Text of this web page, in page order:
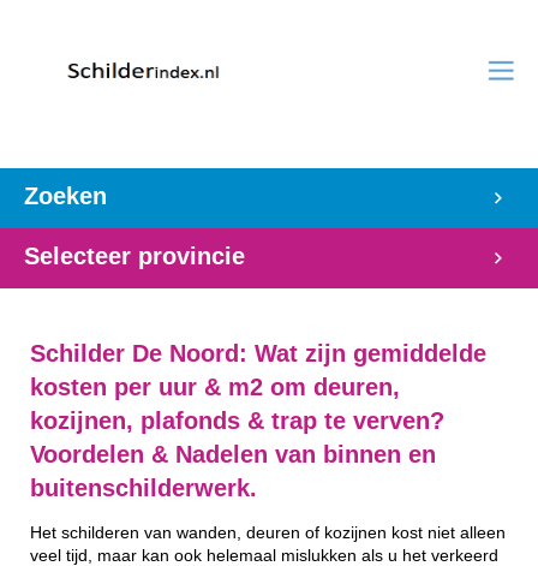
Zoeken
Selecteer provincie
Schilder De Noord: Wat zijn gemiddelde
kosten per uur & m2 om deuren,
kozijnen, plafonds & trap te verven?
Voordelen & Nadelen van binnen en
buitenschilderwerk.
Het schilderen van wanden, deuren of kozijnen kost niet alleen
veel tijd, maar kan ook helemaal mislukken als u het verkeerd